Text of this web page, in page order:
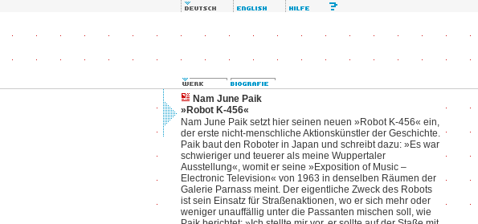
Nam June Paik
»Robot K-456«
Nam June Paik setzt hier seinen neuen »Robot K-456« ein,
der erste nicht-menschliche Aktionskünstler der Geschichte.
Paik baut den Roboter in Japan und schreibt dazu: »Es war
schwieriger und teuerer als meine Wuppertaler
Ausstellung«, womit er seine »Exposition of Music –
Electronic Television« von 1963 in denselben Räumen der
Galerie Parnass meint. Der eigentliche Zweck des Robots
ist sein Einsatz für Straßenaktionen, wo er sich mehr oder
weniger unauffällig unter die Passanten mischen soll, wie